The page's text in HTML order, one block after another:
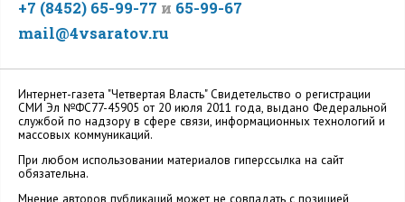
+7 (8452) 65-99-77 и 65-99-67
mail@4vsaratov.ru
Интернет-газета "Четвертая Власть" Cвидетельство о регистрации
СМИ Эл №ФС77-45905 от 20 июля 2011 года, выдано Федеральной
службой по надзору в сфере связи, информационных технологий и
массовых коммуникаций.
При любом использовании материалов гиперссылка на сайт
обязательна.
Мнение авторов публикаций может не совпадать с позицией